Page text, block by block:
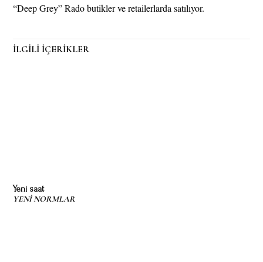
“Deep Grey” Rado butikler ve retailerlarda satılıyor.
İLGİLİ İÇERİKLER
Yeni saat
YENİ NORMLAR